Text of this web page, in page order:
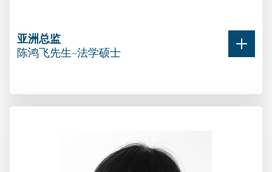
亚洲总监
陈鸿飞先生–法学硕士
亚洲总监
他拥有近30年的跨境投资交易咨询经验，为来自